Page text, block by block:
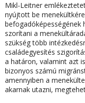
Mikl-Leitner
nyújtott be
befogadóképességének
szorítani a
szükség több
családegyesítés
a határon, valamint azt
bizonyos számú
amennyiben a
akarnak utazni,